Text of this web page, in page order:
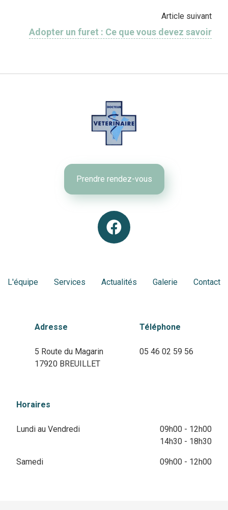
Article suivant
Adopter un furet : Ce que vous devez savoir
Prendre rendez-vous
L'équipe Services Actualités Galerie Contact
Adresse
5 Route du Magarin
17920 BREUILLET
Téléphone
05 46 02 59 56
Horaires
Lundi au Vendredi
09h00 - 12h00
14h30 - 18h30
Samedi 09h00 - 12h00